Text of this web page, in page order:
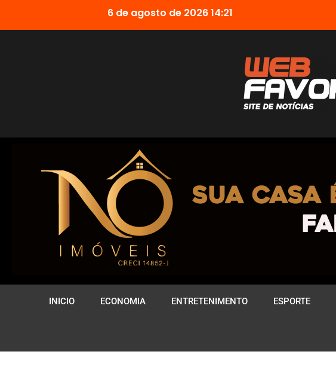
6 de agosto de 2026 14:21
INICIO ECONOMIA ENTRETENIMENTO ESPORTE